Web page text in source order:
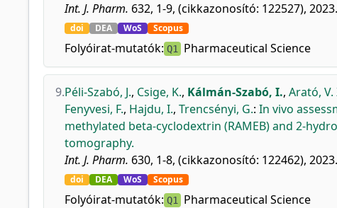
Int. J. Pharm. 632, 1-9, (cikkazonosító: 122527), 2023.
doi DEA WoS Scopus
Folyóirat-mutatók: Q1 Pharmaceutical Science
9.Péli-Szabó, J., Csige, K., Kálmán-Szabó, I., Arató, V.
Fenyvesi, F., Hajdu, I., Trencsényi, G.: In vivo
methylated beta-cyclodextrin (RAMEB) and 2-
tomography.
Int. J. Pharm. 630, 1-8, (cikkazonosító: 122462), 2023.
doi DEA WoS Scopus
Folyóirat-mutatók: Q1 Pharmaceutical Science